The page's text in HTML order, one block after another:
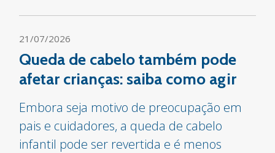
21/07/2026
Queda de cabelo também pode
afetar crianças: saiba como agir
Embora seja motivo de preocupação em
pais e cuidadores, a queda de cabelo
infantil pode ser revertida e é menos